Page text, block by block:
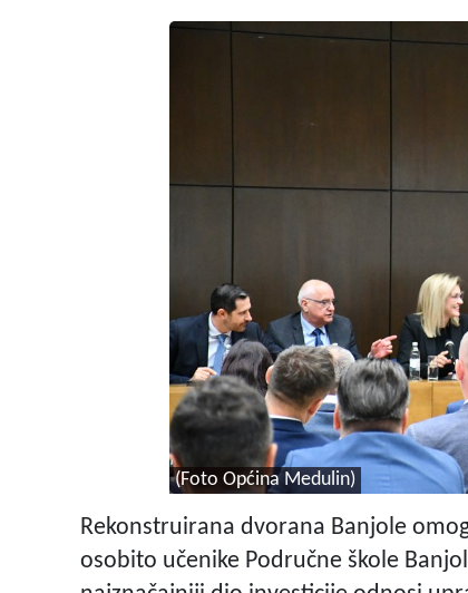
(Foto Općina Medulin)
Rekonstruirana dvorana Banjole
osobito učenike Područne škole